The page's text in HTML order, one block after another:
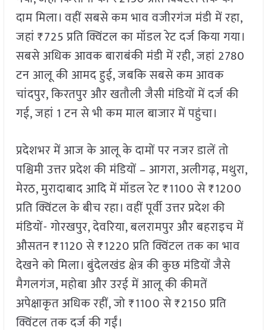
दाम मिला। वहीं सबसे कम भाव वजीरगंज मंडी में रहा,
जहां ₹725 प्रति क्विंटल का मॉडल रेट दर्ज किया गया।
सबसे अधिक आवक बाराबंकी मंडी में रही, जहां 2780
टन आलू की आमद हुई, जबकि सबसे कम आवक
चांदपुर, किरतपुर और खतौली जैसी मंडियों में दर्ज की
गई, जहां 1 टन से भी कम माल बाजार में पहुंचा।
प्रदेशभर में आज के आलू के दामों पर नजर डालें तो
पश्चिमी उत्तर प्रदेश की मंडियों – आगरा, अलीगढ़, मथुरा,
मेरठ, मुरादाबाद आदि में मॉडल रेट ₹1100 से ₹1200
प्रति क्विंटल के बीच रहा। वहीं पूर्वी उत्तर प्रदेश की
मंडियों- गोरखपुर, देवरिया, बलरामपुर और बहराइच में
औसतन ₹1120 से ₹1220 प्रति क्विंटल तक का भाव
देखने को मिला। बुंदेलखंड क्षेत्र की कुछ मंडियों जैसे
मैगलगंज, महोबा और उरई में आलू की कीमतें
अपेक्षाकृत अधिक रहीं, जो ₹1100 से ₹2150 प्रति
क्विंटल तक दर्ज की गईं।